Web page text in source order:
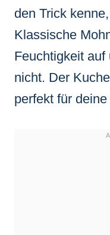
den Trick
Klassische
Feuchtigkeit
nicht. Der
perfekt für